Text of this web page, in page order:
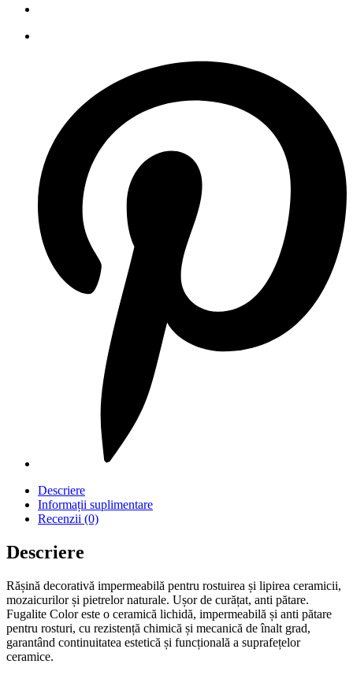
Descriere
Informații suplimentare
Recenzii (0)
Descriere
Rășină decorativă impermeabilă pentru rostuirea și lipirea ceramicii,
mozaicurilor și pietrelor naturale. Ușor de curățat, anti pătare.
Fugalite Color este o ceramică lichidă, impermeabilă și anti pătare
pentru rosturi, cu rezistență chimică și mecanică de înalt grad,
garantând continuitatea estetică și funcțională a suprafețelor
ceramice.